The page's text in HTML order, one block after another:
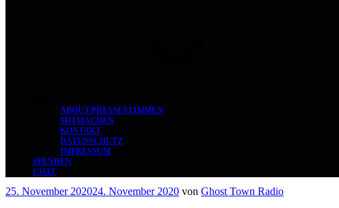
ABOUT/PRESSESTIMMEN
MITMACHEN
KONTAKT
DATENSCHUTZ
IMPRESSUM
SPENDEN
CHAT
Veröffentlicht
25. November 202024. November 2020 von Ghost Town Radio